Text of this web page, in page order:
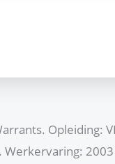
Opleiding: